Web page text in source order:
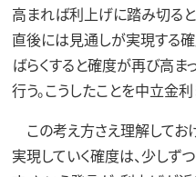
高まれば利上げに踏み切る
直後には見通しが実現する
ばらくすると確度が再び高ま
行う。こうしたことを中立金
この考え方さえ理解してお
実現していく確度は、少しず